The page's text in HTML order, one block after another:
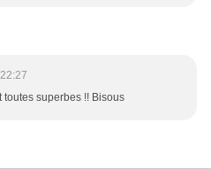
toutes superbes !! Bisous